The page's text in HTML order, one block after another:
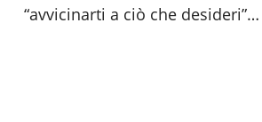
“avvicinarti a ciò che desideri”…